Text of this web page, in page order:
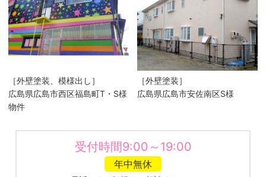
［外壁塗装、模様出し］
広島県広島市西区福島町T・S様
物件
［外壁塗装］
広島県広島市安佐南区S様
受付時間9:00～19:00
年中無休